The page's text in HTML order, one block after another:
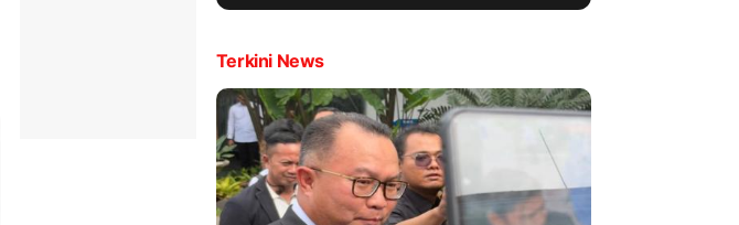
Terkini News